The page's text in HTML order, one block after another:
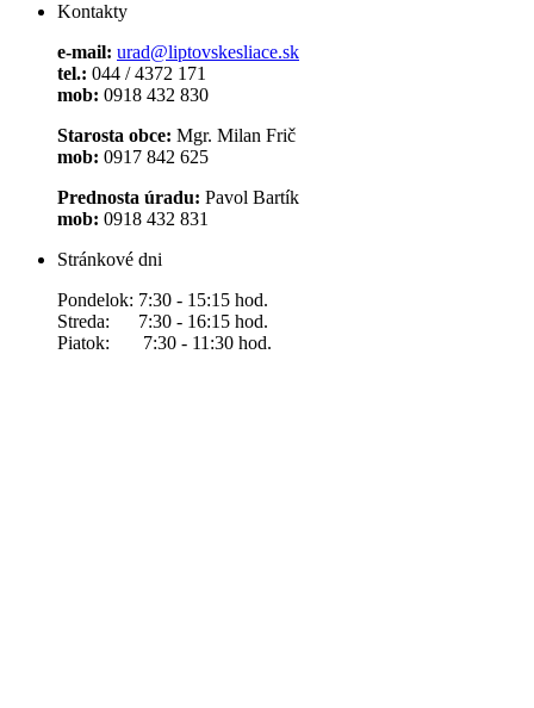
Kontakty
e-mail: urad@liptovskesliace.sk
tel.: 044 / 4372 171
mob: 0918 432 830
Starosta obce: Mgr. Milan Frič
mob: 0917 842 625
Prednosta úradu: Pavol Bartík
mob: 0918 432 831
Stránkové dni
Pondelok: 7:30 - 15:15 hod.
Streda: 7:30 - 16:15 hod.
Piatok: 7:30 - 11:30 hod.